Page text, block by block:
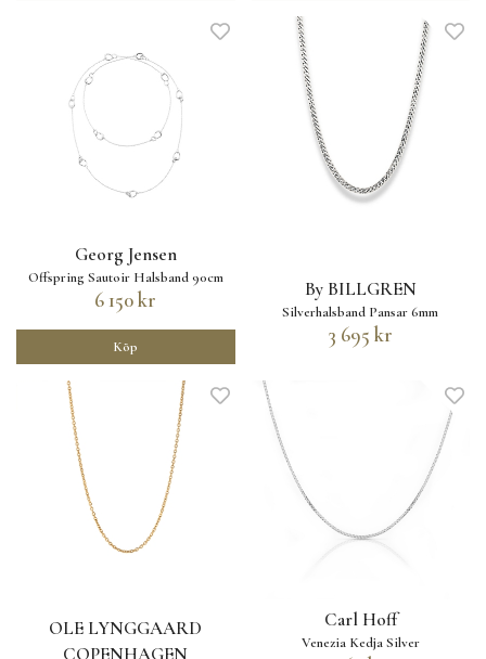
Georg Jensen
Offspring Sautoir Halsband 90cm
6 150 kr
Köp
By BILLGREN
Silverhalsband Pansar 6mm
3 695 kr
OLE LYNGGAARD
COPENHAGEN
Carl Hoff
Venezia Kedja Silver